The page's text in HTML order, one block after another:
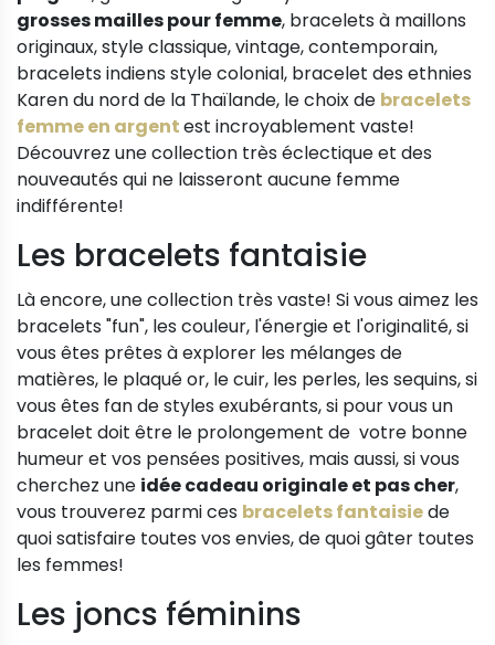
grosses mailles pour femme, bracelets à maillons
originaux, style classique, vintage, contemporain,
bracelets indiens style colonial, bracelet des ethnies
Karen du nord de la Thaïlande, le choix de bracelets
femme en argentest incroyablement vaste!
Découvrez une collection très éclectique et des
nouveautés qui ne laisseront aucune femme
indifférente!
Les bracelets fantaisie
Là encore, une collection très vaste! Si vous aimez les
bracelets "fun", les couleur, l'énergie et l'originalité, si
vous êtes prêtes à explorer les mélanges de
matières, le plaqué or, le cuir, les perles, les sequins, si
vous êtes fan de styles exubérants, si pour vous un
bracelet doit être le prolongement de votre bonne
humeur et vos pensées positives, mais aussi, si vous
cherchez une idée cadeau originale et pas cher,
vous trouverez parmi ces bracelets fantaisiede
quoi satisfaire toutes vos envies, de quoi gâter toutes
les femmes!
Les joncs féminins